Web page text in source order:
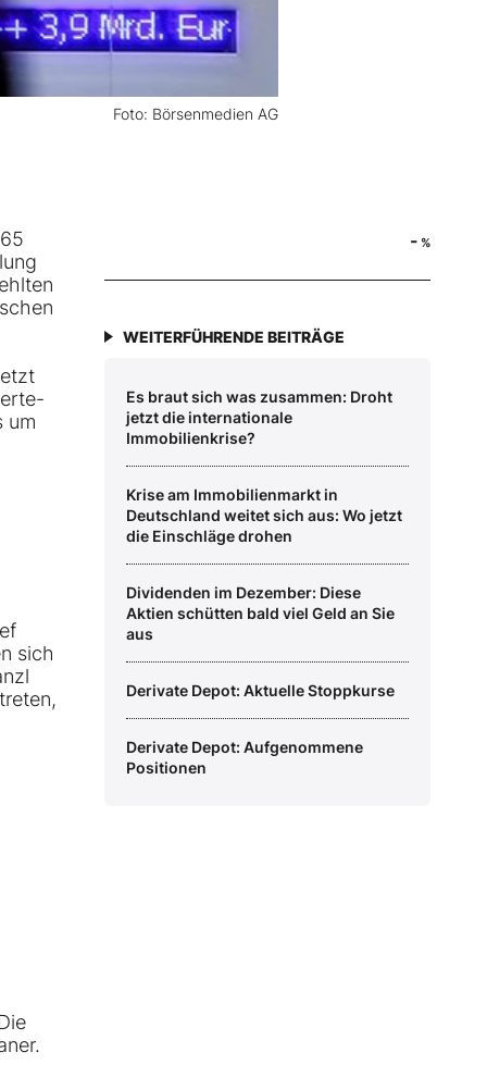
Foto: Börsenmedien AG
um
sich
- %
WEITERFÜHRENDE BEITRÄGE
Es braut sich was zusammen: Droht
jetzt die internationale
Immobilienkrise?
Krise am Immobilienmarkt in
Deutschland weitet sich aus: Wo jetzt
die Einschläge drohen
Dividenden im Dezember: Diese
Aktien schütten bald viel Geld an Sie
aus
Derivate Depot: Aktuelle Stoppkurse
Derivate Depot: Aufgenommene
Positionen